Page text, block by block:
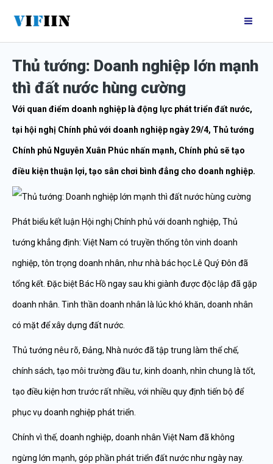
nội
dungThủ tướng: Doanh nghiệp lớn mạnh
thì đất nước hùng cường
Với quan điểm doanh nghiệp là động lực phát triển đất nước,
tại hội nghị Chính phủ với doanh nghiệp ngày 29/4, Thủ tướng
Chính phủ Nguyễn Xuân Phúc nhấn mạnh, Chính phủ sẽ tạo
điều kiện thuận lợi, tạo sân chơi bình đẳng cho doanh nghiệp.
Phát biểu kết luận Hội nghị Chính phủ với doanh nghiệp, Thủ
tướng khẳng định: Việt Nam có truyền thống tôn vinh doanh
nghiệp, tôn trọng doanh nhân, như nhà bác học Lê Quý Đôn đã
tổng kết. Đặc biệt Bác Hồ ngay sau khi giành được độc lập đã gặp
doanh nhân. Tinh thần doanh nhân là lúc khó khăn, doanh nhân
có mặt để xây dựng đất nước.
Thủ tướng nêu rõ, Đảng, Nhà nước đã tập trung làm thể chế,
chính sách, tạo môi trường đầu tư, kinh doanh, nhìn chung là tốt,
tạo điều kiện hơn trước rất nhiều, với nhiều quy định tiến bộ để
phục vụ doanh nghiệp phát triển.
Chính vì thế, doanh nghiệp, doanh nhân Việt Nam đã không
ngừng lớn mạnh, góp phần phát triển đất nước như ngày nay.